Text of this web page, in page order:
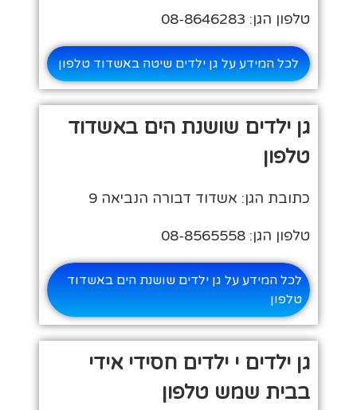
טלפון הגן: 08-8646283
לכל המידע על גן ילדים שיטה באשדוד טלפון
גן ילדים שושנת הים באשדוד
טלפון
כתובת הגן: אשדוד דבורה הנביאה 9
טלפון הגן: 08-8565558
לכל המידע על גן ילדים שושנת הים באשדוד
טלפון
גן ילדים י ילדים חסידי אידי
בבית שמש טלפון